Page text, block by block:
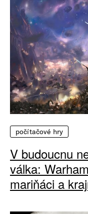
počítačové hry
V budoucnu
válka:
mariňáci a